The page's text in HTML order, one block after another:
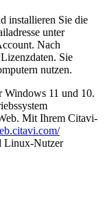
installieren Sie die
unter
Nach
Sie
nutzen.
Windows 11 und 10.
Mit Ihrem Citavi-
Linux-Nutzer